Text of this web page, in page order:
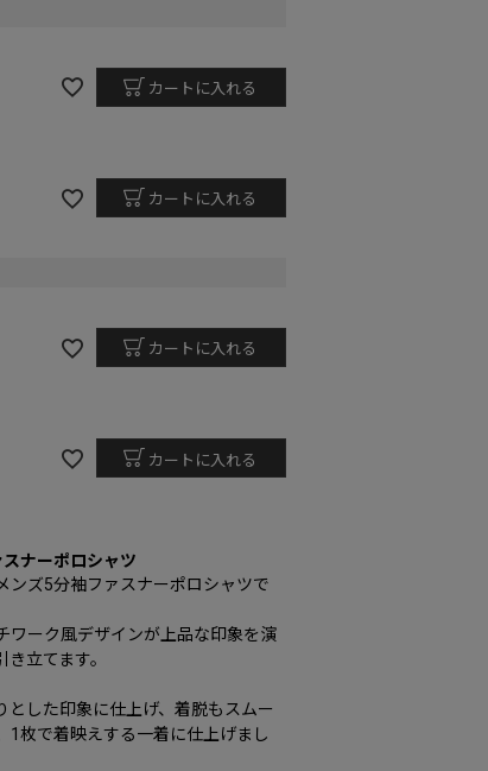
カートに入れる
カートに入れる
カートに入れる
カートに入れる
ナーポロシャツ
ンズ5分袖ファスナーポロシャツで
ワーク風デザインが上品な印象を演
立てます。
とした印象に仕上げ、着脱もスムー
1枚で着映えする一着に仕上げまし